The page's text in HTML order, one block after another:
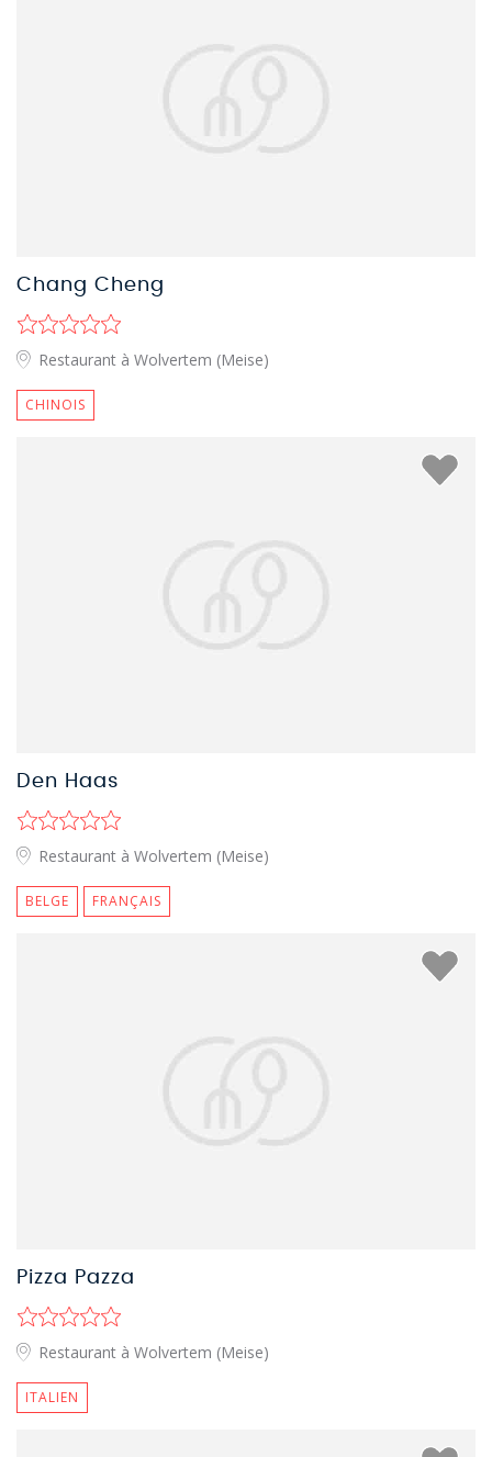
Chang Cheng
Restaurant à Wolvertem (Meise)
CHINOIS
Den Haas
Restaurant à Wolvertem (Meise)
BELGE FRANÇAIS
Pizza Pazza
Restaurant à Wolvertem (Meise)
ITALIEN